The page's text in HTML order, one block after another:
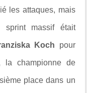
les attaques, mais
sprint massif était
Koch pour
la championne de
place dans un